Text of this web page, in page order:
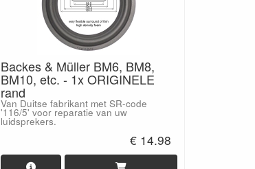
Backes & Müller BM6, BM8,
BM10, etc. - 1x ORIGINELE
rand
Van Duitse fabrikant met SR-code
'116/5' voor reparatie van uw
luidsprekers.
€ 14.98